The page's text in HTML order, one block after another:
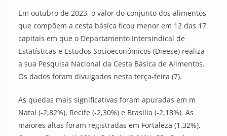
Em outubro de 2023, o valor do conjunto dos alimentos
que compõem a cesta básica ficou menor em 12 das 17
capitais em que o Departamento Intersindical de
Estatísticas e Estudos Socioeconômicos (Dieese) realiza
a sua Pesquisa Nacional da Cesta Básica de Alimentos.
Os dados foram divulgados nesta terça-feira (7).
As quedas mais significativas foram apuradas em m
Natal (-2,82%), Recife (-2,30%) e Brasília (-2,18%). As
maiores altas foram registradas em Fortaleza (1,32%),